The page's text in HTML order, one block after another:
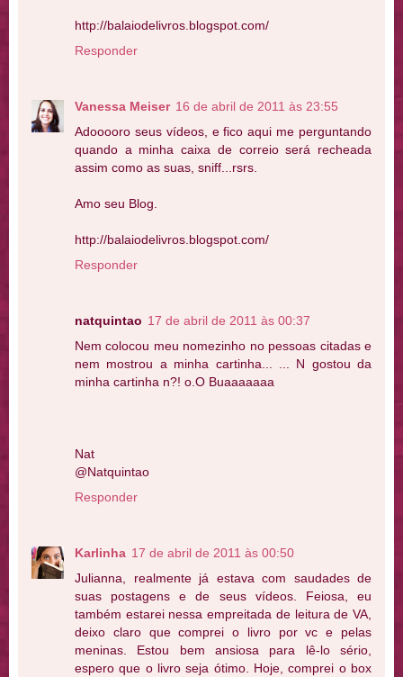
http://balaiodelivros.blogspot.com/
Responder
Vanessa Meiser 16 de abril de 2011 às 23:55
Adooooro seus vídeos, e fico aqui me perguntando
quando a minha caixa de correio será recheada
assim como as suas, sniff...rsrs.
Amo seu Blog.
http://balaiodelivros.blogspot.com/
Responder
natquintao 17 de abril de 2011 às 00:37
Nem colocou meu nomezinho no pessoas citadas e
nem mostrou a minha cartinha... ... N gostou da
minha cartinha n?! o.O Buaaaaaaa
Nat
@Natquintao
Responder
Karlinha 17 de abril de 2011 às 00:50
Julianna, realmente já estava com saudades de
suas postagens e de seus vídeos. Feiosa, eu
também estarei nessa empreitada de leitura de VA,
deixo claro que comprei o livro por vc e pelas
meninas. Estou bem ansiosa para lê-lo sério,
espero que o livro seja ótimo. Hoje, comprei o box